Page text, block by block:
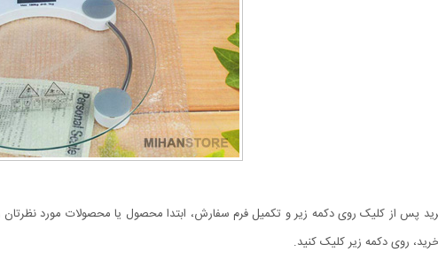
پس از کلیک روی دکمه زیر و تکمیل فرم سفارش، ابتدا محصول یا محصولات مورد نظرتان
روی دکمه زیر کلیک کنید.